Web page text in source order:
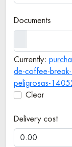
Documents
Currently:
de-coffee-
peligrosas-
Clear
Delivery cost